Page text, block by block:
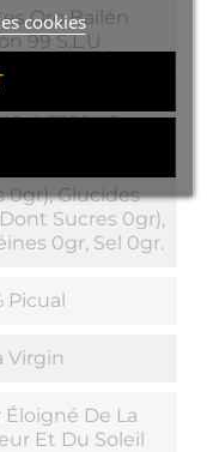
cookies
Oro Bailén
99 S.L.U.
3389 KJ,
91,4gr (dont
0gr), Glucides
Sucres 0gr),
0gr, Sel 0gr.
Picual
Virgin
Éloigné De La
Et Du Soleil